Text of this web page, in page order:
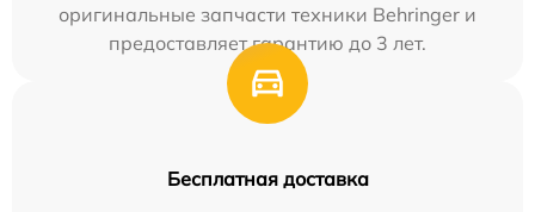
оригинальные запчасти техники Behringer и
предоставляет гарантию до 3 лет.
Бесплатная доставка